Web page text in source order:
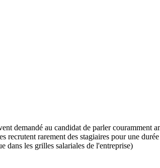
demandé au candidat de parler
recrutent rarement des stagiaires pour une
dans les grilles salariales de l'entreprise)